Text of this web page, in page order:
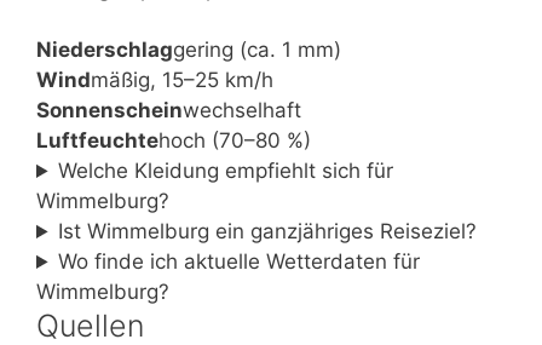
Niederschlaggering (ca. 1 mm)
Windmäßig, 15–25 km/h
Sonnenscheinwechselhaft
Luftfeuchtehoch (70–80 %)
Welche Kleidung empfiehlt sich für
Wimmelburg?
Ist Wimmelburg ein ganzjähriges Reiseziel?
Wo finde ich aktuelle Wetterdaten für
Wimmelburg?
Quellen